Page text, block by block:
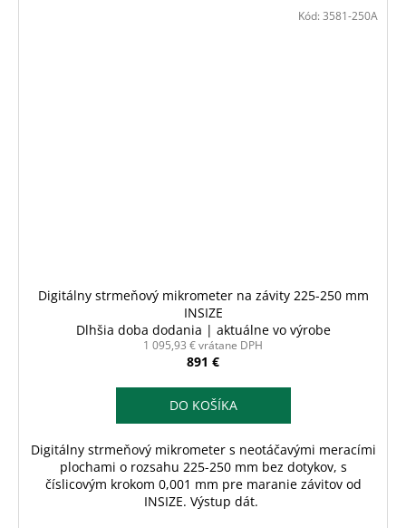
Digitálny strmeňový mikrometer na závity 225-250 mm
INSIZE
Dlhšia doba dodania | aktuálne vo výrobe
1 095,93 € vrátane DPH
891 €
DO KOŠÍKA
Digitálny strmeňový mikrometer s neotáčavými meracími
plochami o rozsahu 225-250 mm bez dotykov, s
číslicovým krokom 0,001 mm pre maranie závitov od
INSIZE. Výstup dát.
Kód: 3581-250A